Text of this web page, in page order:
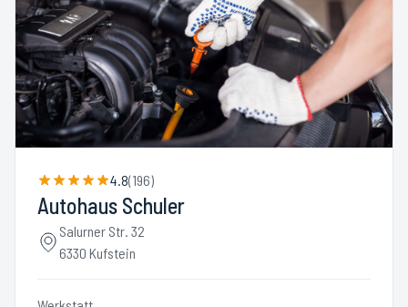
4.8(196)
Autohaus Schuler
Salurner Str. 32
6330 Kufstein